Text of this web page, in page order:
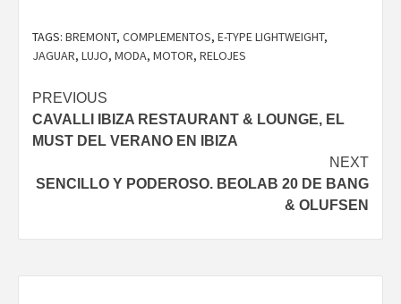
TAGS: BREMONT, COMPLEMENTOS, E-TYPE LIGHTWEIGHT,
JAGUAR, LUJO, MODA, MOTOR, RELOJES
Continue
Reading
PREVIOUS
CAVALLI IBIZA RESTAURANT & LOUNGE, EL
MUST DEL VERANO EN IBIZA
NEXT
SENCILLO Y PODEROSO. BEOLAB 20 DE BANG
& OLUFSEN